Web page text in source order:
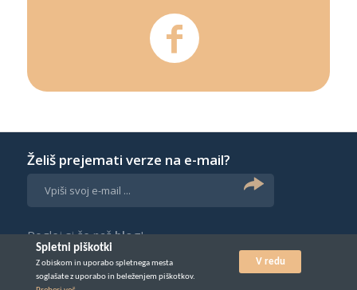
Želiš prejemati verze na e-mail?
Poglej si še našblog!
© Vse pravice pridržane 2026. Izdelava:
Spletni piškotki
Z obiskom in uporabo spletnega mesta
soglašate z uporabo in beleženjem piškotkov.
V redu